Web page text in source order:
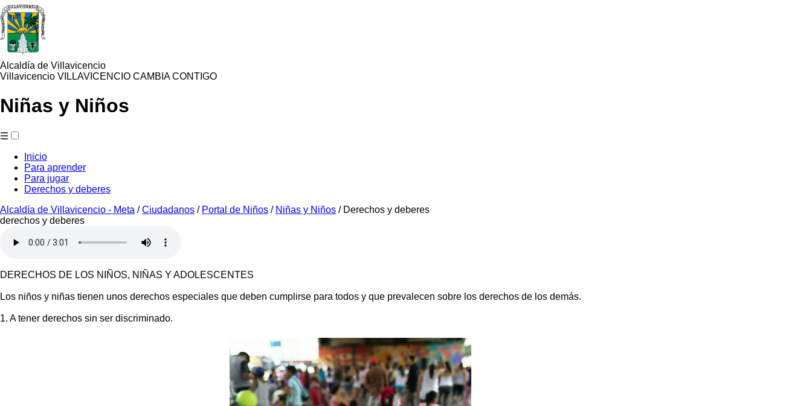
Alcaldía de Villavicencio
Villavicencio VILLAVICENCIO CAMBIA CONTIGO
Niñas y Niños
☰
Inicio
Para aprender
Para jugar
Derechos y deberes
Alcaldía de Villavicencio - Meta /Ciudadanos / Portal de Niños / Niñas y Niños / Derechos y deberes
​derechos​ y deberes
DERECHOS DE LOS NIÑOS, NIÑAS Y ADOLESCENTES
Los niños y niñas tienen unos derechos especiales que deben cumplirse para todos y que prevalecen sobre los derechos de los demás. ​
1. A tener derechos sin ser discriminado.